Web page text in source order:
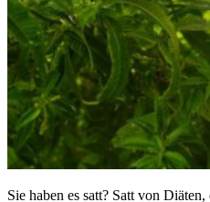
Sie haben es satt? Satt von